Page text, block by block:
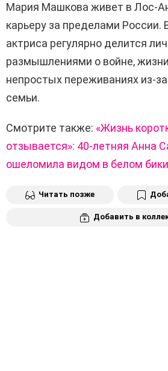
Мария Машкова живет в Лос-
карьеру за пределами России.
актриса регулярно делится
размышлениями о войне,
непростых переживаниях из-
семьи.
Смотрите также: «Жизнь
отзывается»: 40-летняя Анна
ошеломила видом в белом
Читать позже
Добавить в